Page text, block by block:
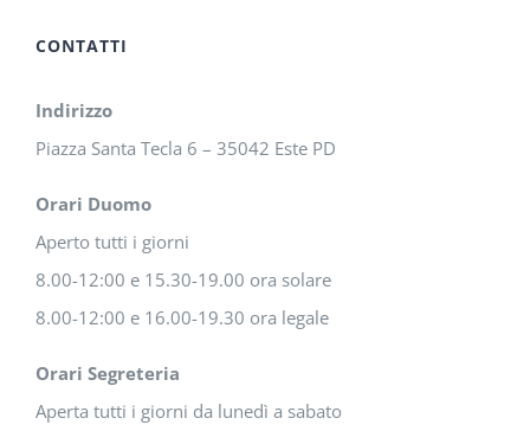
CONTATTI
Indirizzo
Piazza Santa Tecla 6 – 35042 Este PD
Orari Duomo
Aperto tutti i giorni
8.00-12:00 e 15.30-19.00 ora solare
8.00-12:00 e 16.00-19.30 ora legale
Orari Segreteria
Aperta tutti i giorni da lunedì a sabato